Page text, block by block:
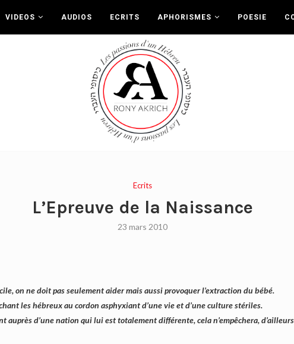
VIDEOS AUDIOS ECRITS APHORISMES POESIE
Ecrits
L’Epreuve de la Naissance
23 mars 2010
on ne doit pas seulement aider mais aussi provoquer l’extraction du bébé.
les hébreux au cordon asphyxiant d’une vie et d’une culture stériles.
d’une nation qui lui est totalement différente, cela n’empêchera,